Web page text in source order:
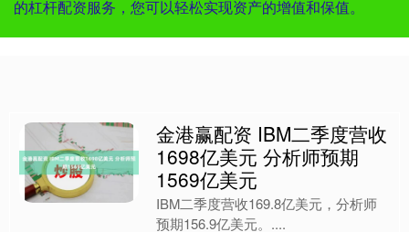
的杠杆配资服务，您可以轻松实现资产的增值和保值。
金港赢配资 IBM二季度营收
1698亿美元 分析师预期
1569亿美元
IBM二季度营收169.8亿美元，分析师
预期156.9亿美元。....